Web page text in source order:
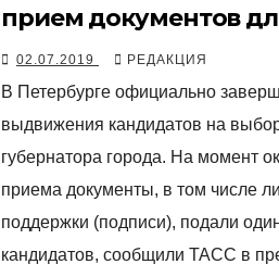
прием документов
регистрации на
губернатора
02.07.2019 РЕДАКЦИЯ
В Петербурге официально
выдвижения кандидатов на
губернатора города. На момент
приема документы, в том числе
поддержки (подписи), подали
кандидатов, сообщили ТАСС в